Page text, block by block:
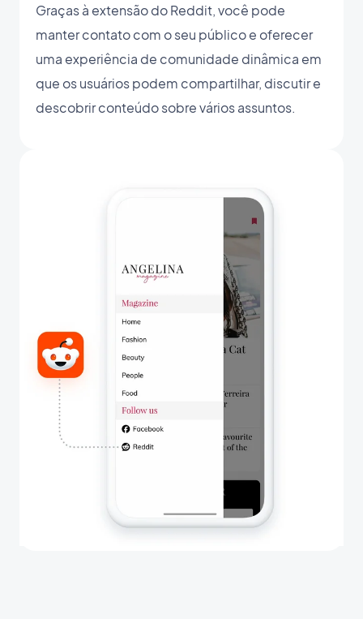
Graças à extensão do Reddit, você pode
manter contato com o seu público e oferecer
uma experiência de comunidade dinâmica em
que os usuários podem compartilhar, discutir e
descobrir conteúdo sobre vários assuntos.